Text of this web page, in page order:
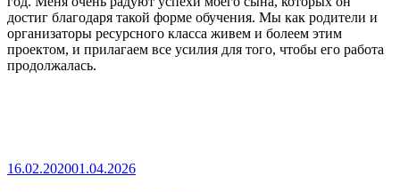
достиг благодаря такой форме обучения. Мы как родители и
организаторы ресурсного класса живем и болеем этим
проектом, и прилагаем все усилия для того, чтобы его работа
продолжалась.
Опубликовано
16.02.202001.04.2026